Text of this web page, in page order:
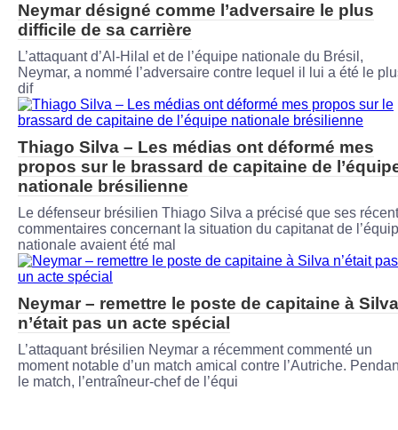
Neymar désigné comme l’adversaire le plus
difficile de sa carrière
L’attaquant d’Al-Hilal et de l’équipe nationale du Brésil,
Neymar, a nommé l’adversaire contre lequel il lui a été le
dif
Thiago Silva – Les médias ont déformé mes
propos sur le brassard de capitaine de
nationale brésilienne
Le défenseur brésilien Thiago Silva a précisé que ses
commentaires concernant la situation du capitanat de
nationale avaient été mal
Neymar – remettre le poste de capitaine à Silva
n’était pas un acte spécial
L’attaquant brésilien Neymar a récemment commenté un
moment notable d’un match amical contre l’Autriche.
le match, l’entraîneur-chef de l’équi